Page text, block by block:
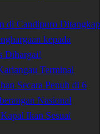
di Candipuro Ditangkap
kepada
Dihargai!
Terminal
Secara Penuh di 6
Nasional
Ikan Sesuai